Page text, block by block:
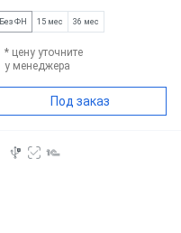
Без ФН 15 мес 36 мес
* цену уточните
у менеджера
Под заказ